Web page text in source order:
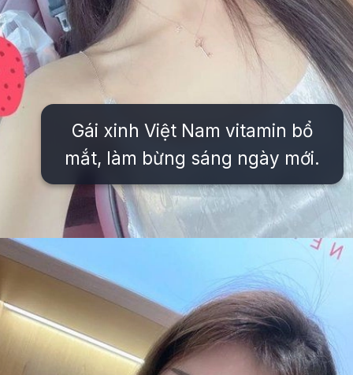
Gái xinh Việt Nam vitamin bổ
mắt, làm bừng sáng ngày mới.
Đang mở